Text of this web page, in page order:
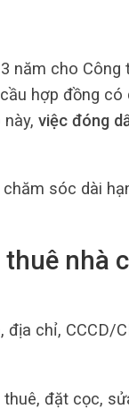
năm cho Công
hợp đồng
việc đóng
sóc dài
nhà
địa chỉ, CCCD/
đặt cọc,